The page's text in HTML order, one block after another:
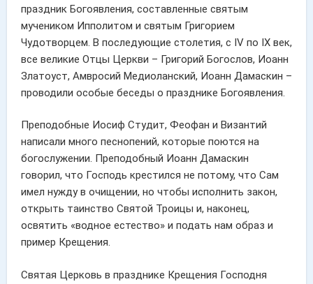
праздник Богоявления, составленные святым
мучеником Ипполитом и святым Григорием
Чудотворцем. В последующие столетия, с IV по IX век,
все великие Отцы Церкви – Григорий Богослов, Иоанн
Златоуст, Амвросий Медиоланский, Иоанн Дамаскин –
проводили особые беседы о празднике Богоявления.
Преподобные Иосиф Студит, Феофан и Византий
написали много песнопений, которые поются на
богослужении. Преподобный Иоанн Дамаскин
говорил, что Господь крестился не потому, что Сам
имел нужду в очищении, но чтобы исполнить закон,
открыть таинство Святой Троицы и, наконец,
освятить «водное естество» и подать нам образ и
пример Крещения.
Святая Церковь в празднике Крещения Господня